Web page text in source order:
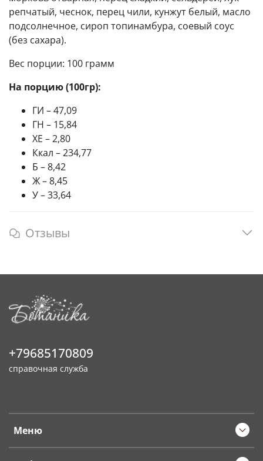
репчатый, чеснок, перец чили, кунжут белый, масло
подсолнечное, сироп топинамбура, соевый соус
(без сахара).
Вес порции: 100 грамм
На порцию (100гр):
ГИ – 47,09
ГН – 15,84
ХЕ – 2,80
Ккал – 234,77
Б – 8,42
Ж – 8,45
У – 33,64
Отзывы
Меню
+79685170809
справочная служба